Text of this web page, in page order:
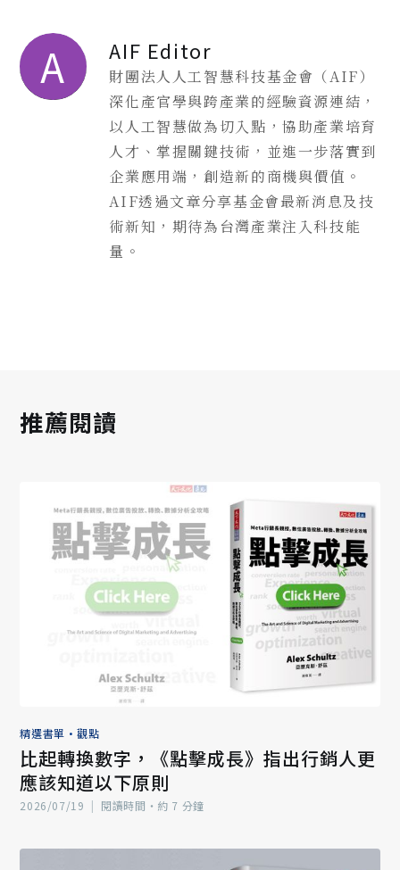
A AIF Editor
財團法人人工智慧科技基金會（AIF）
深化產官學與跨產業的經驗資源連結，
以人工智慧做為切入點，協助產業培育
人才、掌握關鍵技術，並進一步落實到
企業應用端，創造新的商機與價值。
AIF透過文章分享基金會最新消息及技
術新知，期待為台灣產業注入科技能
量。
推薦閱讀
精選書單 •觀點
比起轉換數字，《點擊成長》指出行銷人更
應該知道以下原則
2026/07/19 | 閱讀時間‧約 7 分鐘